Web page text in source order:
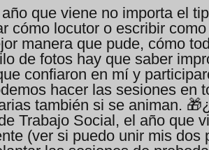
que viene no importa el
cómo locutor o escribir
manera que pude, cómo
de fotos hay que saber
confiaron en mí y
hacer las sesiones en
también si se animan.
Trabajo Social, el año que
(ver si puedo unir mis